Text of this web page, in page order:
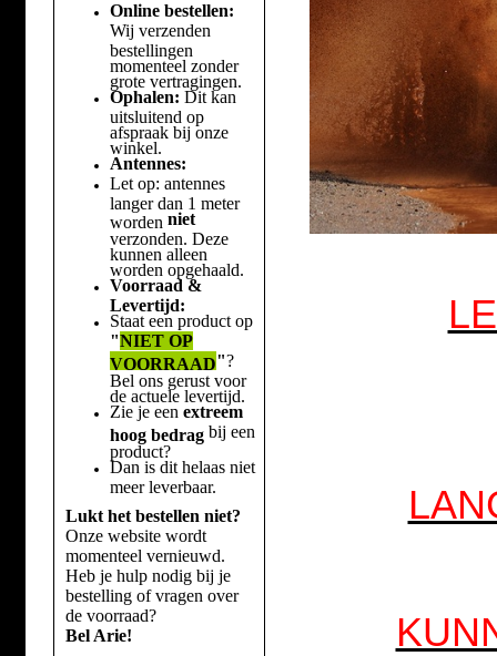
Online bestellen:
Wij verzenden
bestellingen
momenteel zonder
grote vertragingen.
Ophalen: Dit kan
uitsluitend op
afspraak bij onze
winkel.
Antennes:
Let op: antennes
langer dan 1 meter
worden niet
verzonden. Deze
kunnen alleen
worden opgehaald.
Voorraad &
Levertijd:
Staat een product op
"NIET OP
VOORRAAD"?
Bel ons gerust voor
de actuele levertijd.
Zie je een extreem
hoog bedragbij een
product?
Dan is dit helaas niet
meer leverbaar.
Lukt het bestellen niet?
Onze website wordt
momenteel vernieuwd.
Heb je hulp nodig bij je
bestelling of vragen over
de voorraad?
Bel Arie!